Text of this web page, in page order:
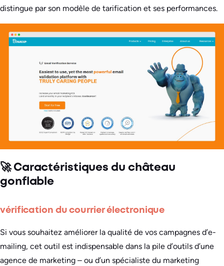
distingue par son modèle de tarification et ses performances.
🚀 Caractéristiques du château
gonflable
vérification du courrier électronique
Si vous souhaitez améliorer la qualité de vos campagnes d’e-
mailing, cet outil est indispensable dans la pile d’outils d’une
agence de marketing – ou d’un spécialiste du marketing